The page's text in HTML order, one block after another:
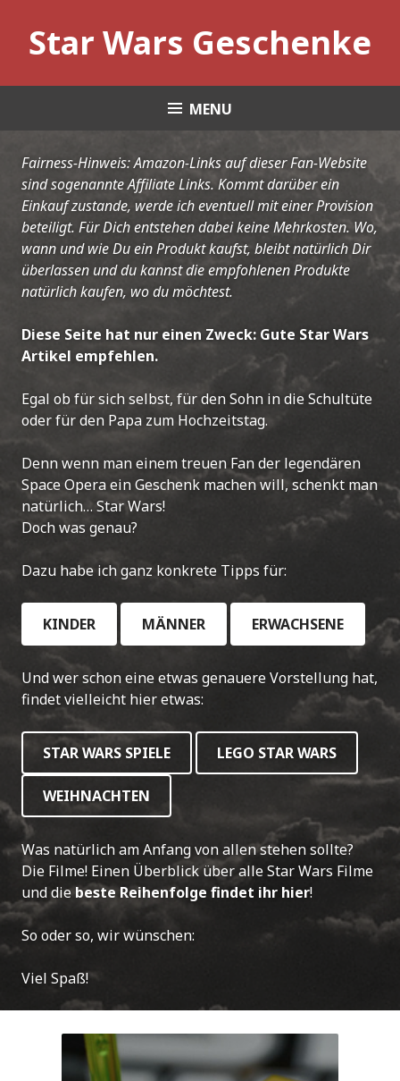
contentStar Wars Geschenke
MENU
Fairness-Hinweis: Amazon-Links auf dieser Fan-Website
sind sogenannte Affiliate Links. Kommt darüber ein
Einkauf zustande, werde ich eventuell mit einer Provision
beteiligt. Für Dich entstehen dabei keine Mehrkosten. Wo,
wann und wie Du ein Produkt kaufst, bleibt natürlich Dir
überlassen und du kannst die empfohlenen Produkte
natürlich kaufen, wo du möchtest.
Diese Seite hat nur einen Zweck: Gute Star Wars
Artikel empfehlen.
Egal ob für sich selbst, für den Sohn in die Schultüte
oder für den Papa zum Hochzeitstag.
Denn wenn man einem treuen Fan der legendären
Space Opera ein Geschenk machen will, schenkt man
natürlich… Star Wars!
Doch was genau?
Dazu habe ich ganz konkrete Tipps für:
KINDER MÄNNER ERWACHSENE
Und wer schon eine etwas genauere Vorstellung hat,
findet vielleicht hier etwas:
STAR WARS SPIELE LEGO STAR WARS
WEIHNACHTEN
Was natürlich am Anfang von allen stehen sollte?
Die Filme! Einen Überblick über alle Star Wars Filme
und diebeste Reihenfolge findet ihr hier!
So oder so, wir wünschen:
Viel Spaß!